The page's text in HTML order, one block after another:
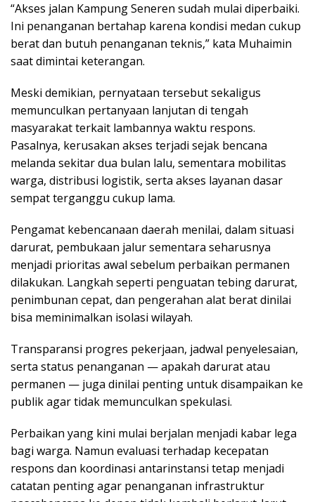
“Akses jalan Kampung Seneren sudah mulai diperbaiki.
Ini penanganan bertahap karena kondisi medan cukup
berat dan butuh penanganan teknis,” kata Muhaimin
saat dimintai keterangan.
Meski demikian, pernyataan tersebut sekaligus
memunculkan pertanyaan lanjutan di tengah
masyarakat terkait lambannya waktu respons.
Pasalnya, kerusakan akses terjadi sejak bencana
melanda sekitar dua bulan lalu, sementara mobilitas
warga, distribusi logistik, serta akses layanan dasar
sempat terganggu cukup lama.
Pengamat kebencanaan daerah menilai, dalam situasi
darurat, pembukaan jalur sementara seharusnya
menjadi prioritas awal sebelum perbaikan permanen
dilakukan. Langkah seperti penguatan tebing darurat,
penimbunan cepat, dan pengerahan alat berat dinilai
bisa meminimalkan isolasi wilayah.
Transparansi progres pekerjaan, jadwal penyelesaian,
serta status penanganan — apakah darurat atau
permanen — juga dinilai penting untuk disampaikan ke
publik agar tidak memunculkan spekulasi.
Perbaikan yang kini mulai berjalan menjadi kabar lega
bagi warga. Namun evaluasi terhadap kecepatan
respons dan koordinasi antarinstansi tetap menjadi
catatan penting agar penanganan infrastruktur